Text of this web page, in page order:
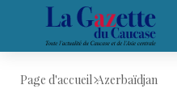
Page d'accueil Azerbaïdjan